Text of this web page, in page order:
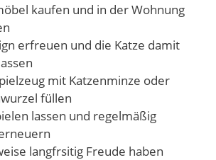
kaufen und in der Wohnung
erfreuen und die Katze damit
mit Katzenminze oder
füllen
lassen und regelmäßig
langfrsitig Freude haben